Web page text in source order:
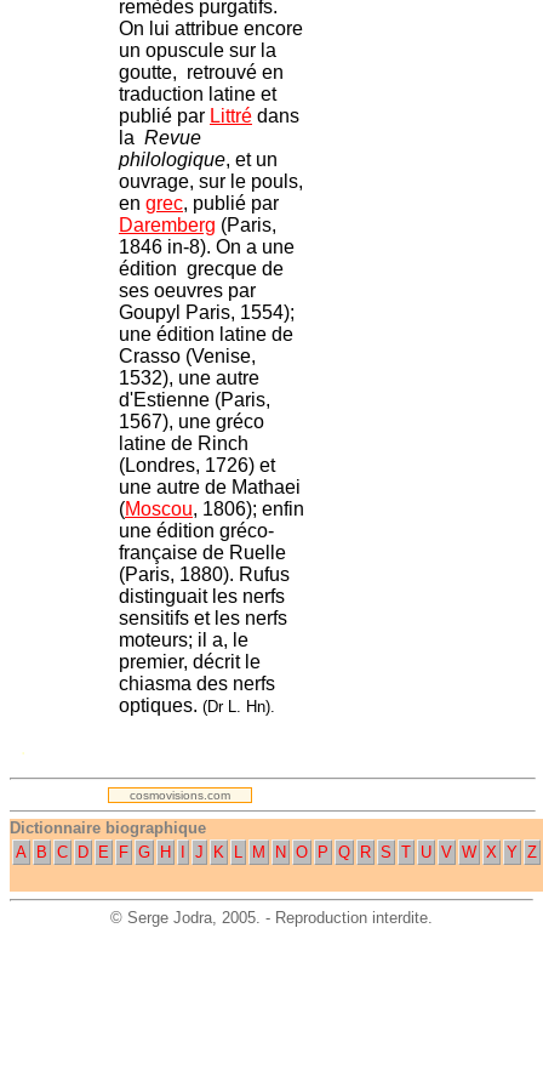
remèdes purgatifs.
On lui attribue encore
un opuscule sur la
goutte, retrouvé en
traduction latine et
publié par Littré dans
la Revue
philologique, et un
ouvrage, sur le pouls,
en grec, publié par
Daremberg (Paris,
1846 in-8). On a une
édition grecque de
ses oeuvres par
Goupyl Paris, 1554);
une édition latine de
Crasso (Venise,
1532), une autre
d'Estienne (Paris,
1567), une gréco
latine de Rinch
(Londres, 1726) et
une autre de Mathaei
(Moscou, 1806); enfin
une édition gréco-
française de Ruelle
(Paris, 1880). Rufus
distinguait les nerfs
sensitifs et les nerfs
moteurs; il a, le
premier, décrit le
chiasma des nerfs
optiques. (Dr L. Hn).
.
cosmovisions.com
Dictionnaire biographique
A
B C D E F G H J K L M N O P Q R S T U V W X Y Z
© Serge Jodra, 2005. - Reproduction interdite.